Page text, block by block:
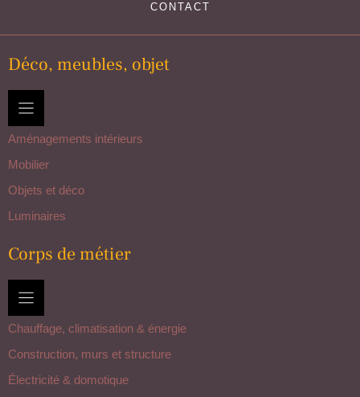
CONTACT
Déco, meubles, objet
Aménagements intérieurs
Mobilier
Objets et déco
Luminaires
Corps de métier
Chauffage, climatisation & énergie
Construction, murs et structure
Électricité & domotique